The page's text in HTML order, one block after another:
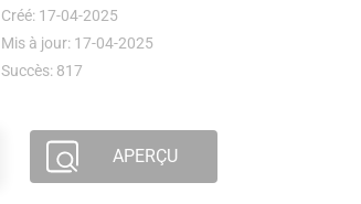
Créé: 17-04-2025
Mis à jour: 17-04-2025
Succès: 817
APERÇU